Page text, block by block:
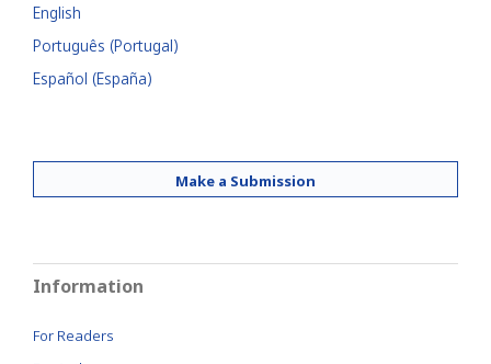
English
Português (Portugal)
Español (España)
Make a Submission
Information
For Readers